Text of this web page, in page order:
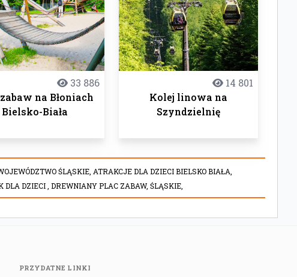
33 886
na Błoniach
Bielsko-Biała
14 801
Kolej linowa na
Szyndzielnię
ŚLĄSKIE, ATRAKCJE DLA DZIECI BIELSKO BIAŁA,
DLA DZIECI ,DREWNIANY PLAC ZABAW,ŚLĄSKIE,
PRZYDATNE LINKI